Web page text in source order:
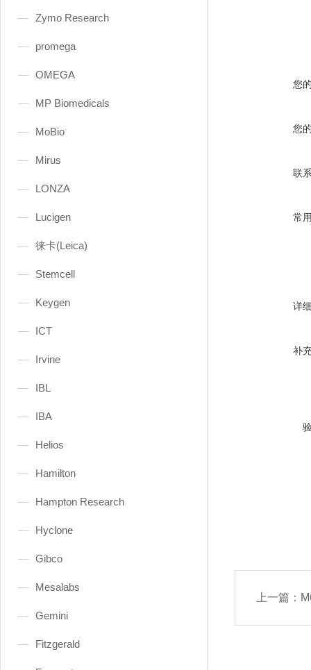
Zymo Research
promega
OMEGA
MP Biomedicals
MoBio
Mirus
LONZA
Lucigen
徕卡(Leica)
Stemcell
Keygen
ICT
Irvine
IBL
IBA
Helios
Hamilton
Hampton Research
Hyclone
Gibco
Mesalabs
Gemini
Fitzgerald
您
您
联
常
详
补
上一篇：